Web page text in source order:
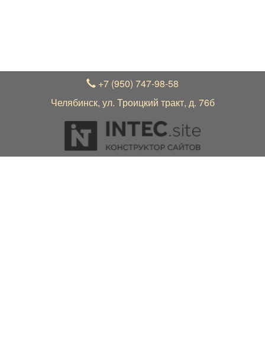
+7 (950) 747-98-58
Челябинск, ул. Троицкий тракт, д. 76б